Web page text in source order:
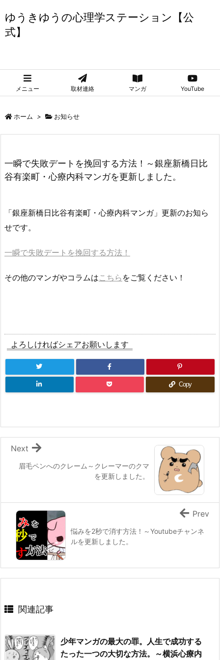
ゆうきゆうの心理学ステーション【公
式】
メニュー 取材連絡 マンガ YouTube
ホーム > お知らせ
一瞬で失敗デートを挽回する方法！～銀座新橋日比
谷有楽町・心療内科マンガを更新しました。
「銀座新橋日比谷有楽町・心療内科マンガ」更新のお知ら
せです。
一瞬で失敗デートを挽回する方法！
その他のマンガやコラムはこちら をご覧ください！
よろしければシェアお願いします
Copy
眉毛ペンへのクレーム～クレーマーのクマ
を更新しました。
Next
悩みを2秒で消す方法！～Youtubeチャンネ
ルを更新しました。
Prev
関連記事
少年マンガの最大の罪。人生で成功する
たった一つの大切な方法。～横浜心療内